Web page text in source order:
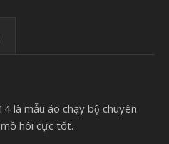
là mẫu áo chạy bộ chuyên
hôi cực tốt.